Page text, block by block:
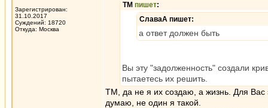
Зарегистрирован:
31.10.2017
Суждений: 18720
Откуда: Москва
ТМ пишет:
СлаваА пишет:
а ответ должен быть
Вы эту "задолженность" создали
пытаетесь их решить.
ТМ, да не я их создаю, а жизнь. Для
думаю, не один я такой.